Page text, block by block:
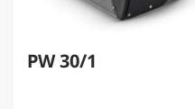
PW 30/1